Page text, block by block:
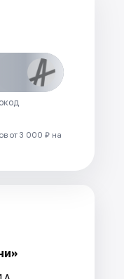
от 3 000 ₽ на